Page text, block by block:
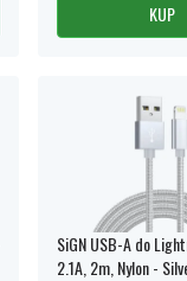
KUP
SiGN USB-A do
2.1A, 2m, Nylon -